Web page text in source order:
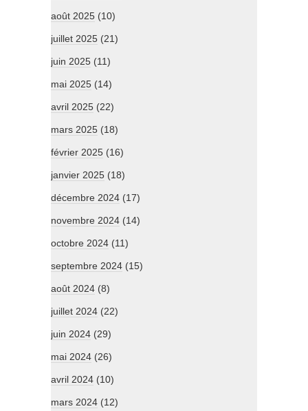
août 2025 (10)
juillet 2025 (21)
juin 2025 (11)
mai 2025 (14)
avril 2025 (22)
mars 2025 (18)
février 2025 (16)
janvier 2025 (18)
décembre 2024 (17)
novembre 2024 (14)
octobre 2024 (11)
septembre 2024 (15)
août 2024 (8)
juillet 2024 (22)
juin 2024 (29)
mai 2024 (26)
avril 2024 (10)
mars 2024 (12)